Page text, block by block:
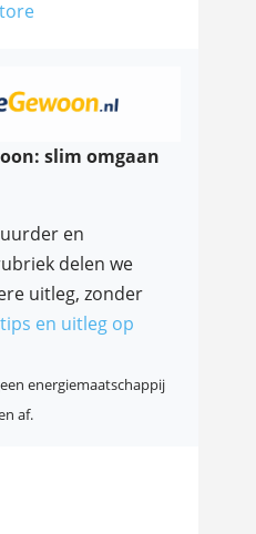
slim omgaan
en
delen we
uitleg, zonder
en uitleg op
energiemaatschappij
af.